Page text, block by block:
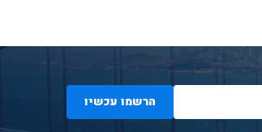
הרשמו עכשיו